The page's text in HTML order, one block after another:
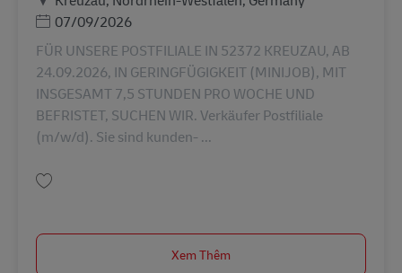
Posted Date
07/09/2026
FÜR UNSERE POSTFILIALE IN 52372 KREUZAU, AB
24.09.2026, IN GERINGFÜGIGKEIT (MINIJOB), MIT
INSGESAMT 7,5 STUNDEN PRO WOCHE UND
BEFRISTET, SUCHEN WIR. Verkäufer Postfiliale
(m/w/d). Sie sind kunden- ...
Xem Thêm